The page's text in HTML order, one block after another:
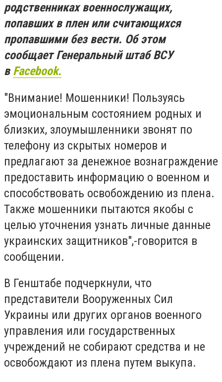
родственниках военнослужащих,
попавших в плен или считающихся
пропавшими без вести. Об этом
сообщает Генеральный штаб ВСУ
в Facebook.
"Внимание! Мошенники! Пользуясь
эмоциональным состоянием родных и
близких, злоумышленники звонят по
телефону из скрытых номеров и
предлагают за денежное вознаграждение
предоставить информацию о военном и
способствовать освобождению из плена.
Также мошенники пытаются якобы с
целью уточнения узнать личные данные
украинских защитников",-говорится в
сообщении.
В Генштабе подчеркнули, что
представители Вооруженных Сил
Украины или других органов военного
управления или государственных
учреждений не собирают средства и не
освобождают из плена путем выкупа.